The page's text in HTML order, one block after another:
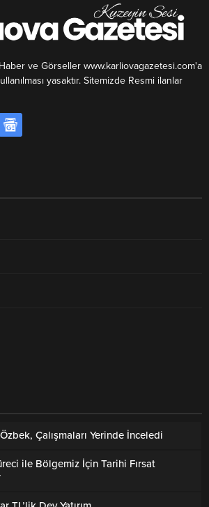
ve Görseller www.karliovagazetesi.com'a
yasaktır. Sitemizde Resmi ilanlar
Çalışmaları Yerinde İnceledi
ile Bölgemiz İçin Tarihi Fırsat